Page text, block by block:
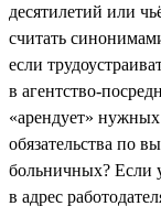
десятилетий или
считать
если
в агентство-
«арендует»
обязательства по
больничных? Если
в адрес